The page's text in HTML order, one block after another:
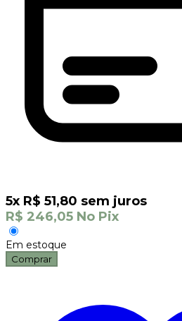
5x R$ 51,80 sem juros
R$ 246,05 No Pix
Em estoque
Comprar